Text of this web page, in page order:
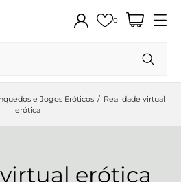
0
e Jogos Eróticos
Realidade virtual
erótica
erótica